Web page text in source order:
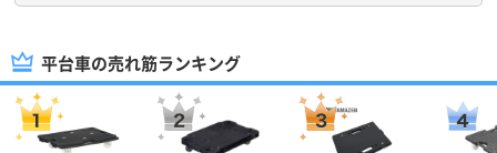
平台車の売れ筋ランキング